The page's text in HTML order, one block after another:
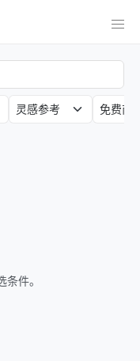
灵感参考 免费商
件。